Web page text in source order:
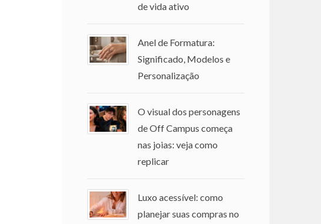
de vida ativo
Anel de Formatura:
Significado, Modelos e
Personalização
O visual dos personagens
de Off Campus começa
nas joias: veja como
replicar
Luxo acessível: como
planejar suas compras no